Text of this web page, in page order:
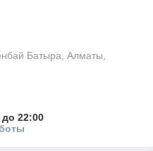
Батыра, Алматы,
до 22:00